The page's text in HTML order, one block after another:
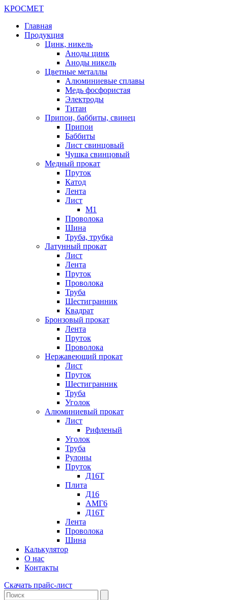
KРОСМЕТ
Главная
Продукция
Цинк, никель
Аноды цинк
Аноды никель
Цветные металлы
Алюминиевые сплавы
Медь фосфористая
Электроды
Титан
Припои, баббиты, свинец
Припои
Баббиты
Лист свинцовый
Чушка свинцовый
Медный прокат
Пруток
Катод
Лента
Лист
М1
Проволока
Шина
Труба, трубка
Латунный прокат
Лист
Лента
Пруток
Проволока
Труба
Шестигранник
Квадрат
Бронзовый прокат
Лента
Пруток
Проволока
Нержавеющий прокат
Лист
Пруток
Шестигранник
Труба
Уголок
Алюминиевый прокат
Лист
Рифленый
Уголок
Труба
Рулоны
Пруток
Д16Т
Плита
Д16
АМГ6
Д16Т
Лента
Проволока
Шина
Калькулятор
О нас
Контакты
Скачать прайс-лист